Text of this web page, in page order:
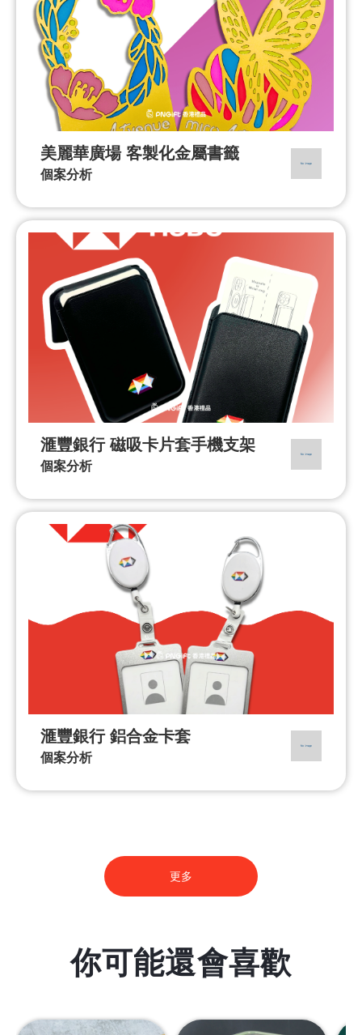
美麗華廣場 客製化金屬書籤
個案分析
滙豐銀行 磁吸卡片套手機支架
個案分析
滙豐銀行 鋁合金卡套
個案分析
更多
你可能還會喜歡